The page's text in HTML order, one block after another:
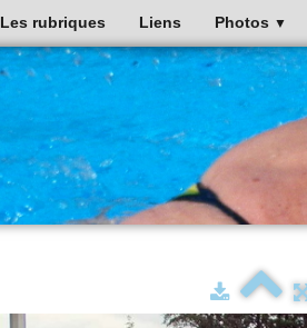
Les rubriques Liens Photos ▼